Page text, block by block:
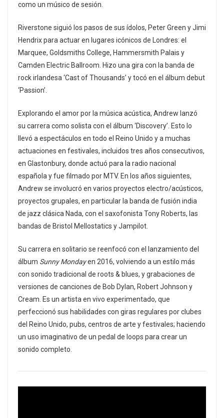
como un músico de sesión.
Riverstone siguió los pasos de sus ídolos, Peter Green y Jimi
Hendrix para actuar en lugares icónicos de Londres: el
Marquee, Goldsmiths College, Hammersmith Palais y
Camden Electric Ballroom. Hizo una gira con la banda de
rock irlandesa ‘Cast of Thousands’ y tocó en el álbum debut
‘Passion’.
Explorando el amor por la música acústica, Andrew lanzó
su carrera como solista con el álbum ‘Discovery’. Esto lo
llevó a espectáculos en todo el Reino Unido y a muchas
actuaciones en festivales, incluidos tres años consecutivos,
en Glastonbury, donde actuó para la radio nacional
española y fue filmado por MTV. En los años siguientes,
Andrew se involucró en varios proyectos electro/acústicos,
proyectos grupales, en particular la banda de fusión india
de jazz clásica Nada, con el saxofonista Tony Roberts, las
bandas de Bristol Mellostatics y Jampilot.
Su carrera en solitario se reenfocó con el lanzamiento del
álbum Sunny Mondayen 2016, volviendo a un estilo más
con sonido tradicional de roots & blues, y grabaciones de
versiones de canciones de Bob Dylan, Robert Johnson y
Cream. Es un artista en vivo experimentado, que
perfeccionó sus habilidades con giras regulares por clubes
del Reino Unido, pubs, centros de arte y festivales; haciendo
un uso imaginativo de un pedal de loops para crear un
sonido completo.